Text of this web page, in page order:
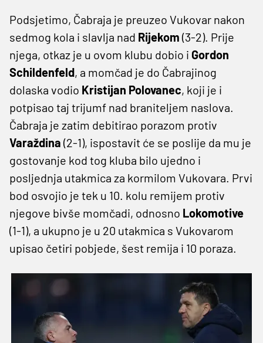
Podsjetimo, Čabraja je preuzeo Vukovar nakon
sedmog kola i slavlja nad Rijekom (3-2). Prije
njega, otkaz je u ovom klubu dobio i Gordon
Schildenfeld, a momčad je do Čabrajinog
dolaska vodio Kristijan Polovanec, koji je i
potpisao taj trijumf nad braniteljem naslova.
Čabraja je zatim debitirao porazom protiv
Varaždina (2-1), ispostavit će se poslije da mu je
gostovanje kod tog kluba bilo ujedno i
posljednja utakmica za kormilom Vukovara. Prvi
bod osvojio je tek u 10. kolu remijem protiv
njegove bivše momčadi, odnosno Lokomotive
(1-1), a ukupno je u 20 utakmica s Vukovarom
upisao četiri pobjede, šest remija i 10 poraza.